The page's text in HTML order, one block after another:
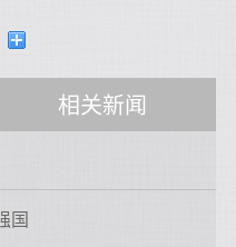
相关新闻
国